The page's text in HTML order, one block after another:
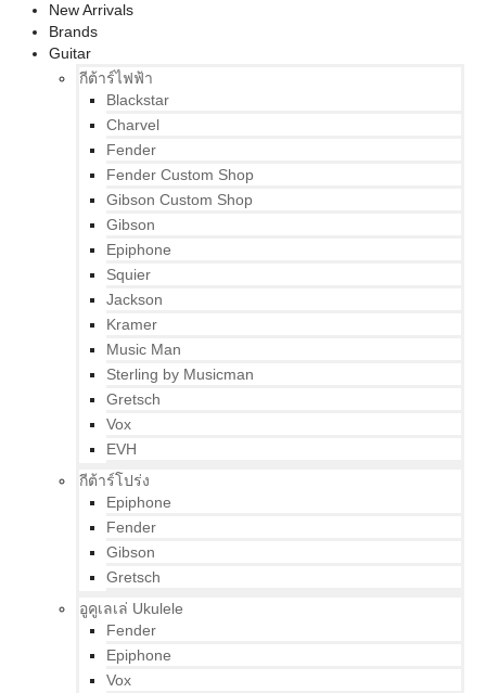
New Arrivals
Brands
Guitar
กีต้าร์ไฟฟ้า
Blackstar
Charvel
Fender
Fender Custom Shop
Gibson Custom Shop
Gibson
Epiphone
Squier
Jackson
Kramer
Music Man
Sterling by Musicman
Gretsch
Vox
EVH
กีต้าร์โปร่ง
Epiphone
Fender
Gibson
Gretsch
อูคูเลเล่ Ukulele
Fender
Epiphone
Vox